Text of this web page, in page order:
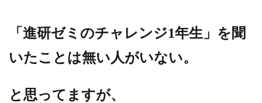
「進研ゼミのチャレンジ1年生」を聞
いたことは無い人がいない。
と思ってますが、